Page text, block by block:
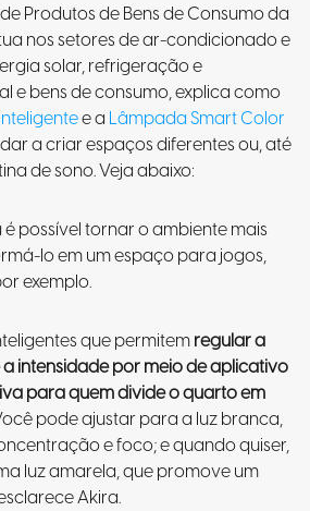
Produtos de Bens de Consumo da
nos setores de ar-condicionado e
solar, refrigeração e
e bens de consumo, explica como
e a Lâmpada Smart Color
a criar espaços diferentes ou, até
de sono. Veja abaixo:
possível tornar o ambiente mais
lo em um espaço para jogos,
exemplo.
que permitemregular a
intensidade por meio de aplicativo
para quem divide o quarto em
pode ajustar para a luz branca,
e foco; e quando quiser,
luz amarela, que promove um
Akira.